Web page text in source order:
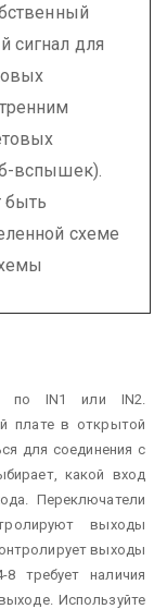
сигнал для
вспышек).
быть
схеме
по IN1 или IN2.
плате в открытой
для соединения с
какой вход
Переключатели
выходы
выходы
8 требует наличия
Используйте